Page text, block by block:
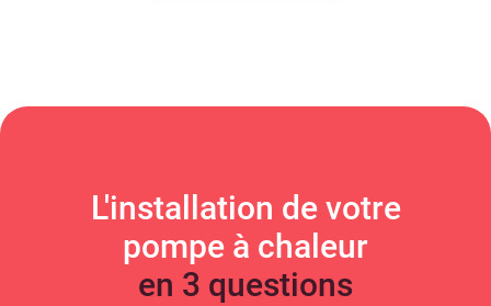
L'installation de votre
pompe à chaleur
en 3 questions